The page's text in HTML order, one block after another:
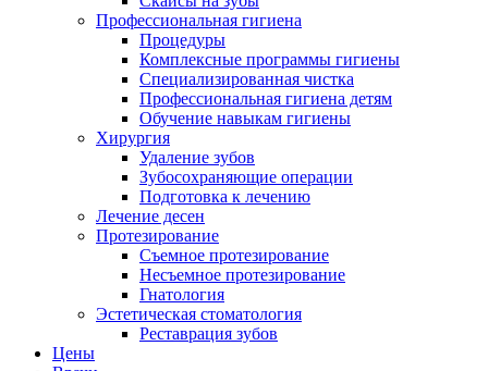
Профессиональная гигиена
Процедуры
Комплексные программы гигиены
Специализированная чистка
Профессиональная гигиена детям
Обучение навыкам гигиены
Хирургия
Удаление зубов
Зубосохраняющие операции
Подготовка к лечению
Лечение десен
Протезирование
Съемное протезирование
Несъемное протезирование
Гнатология
Эстетическая стоматология
Реставрация зубов
Цены